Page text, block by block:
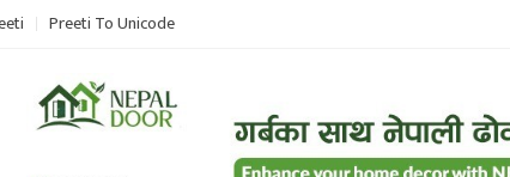
Preeti To Unicode